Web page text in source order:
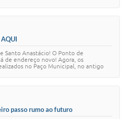
AQUI
Santo Anastácio! O Ponto de
de endereço novo! Agora, os
no Paço Municipal, no antigo
passo rumo ao futuro